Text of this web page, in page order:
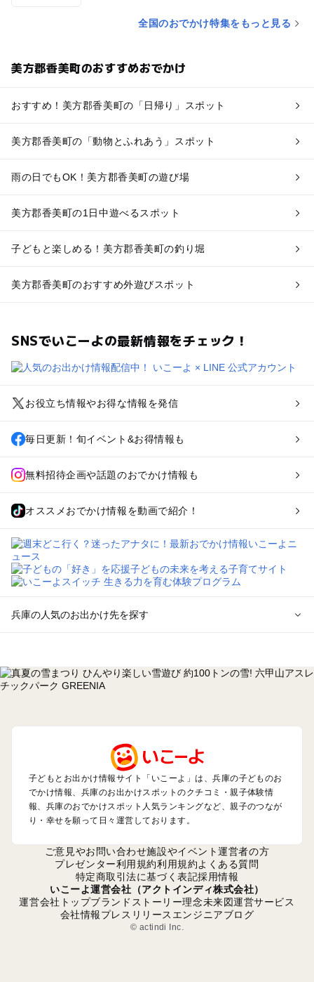
全国のおでかけ特集をもっと見る
美方郡香美町のおすすめおでかけ
おすすめ！美方郡香美町の「日帰り」スポット
美方郡香美町の「動物とふれあう」スポット
雨の日でもOK！美方郡香美町の遊び場
美方郡香美町の1日中遊べるスポット
子どもと楽しめる！美方郡香美町の釣り堀
美方郡香美町のおすすめ外遊びスポット
SNSでいこーよの最新情報をチェック！
お役立ち情報やお得な情報を発信
毎日更新！旬イベント&お得情報も
無料招待企画や話題のおでかけ情報も
オススメおでかけ情報を動画で紹介！
兵庫の人気のお出かけ先を探す
を探す
神戸・有馬・六甲山・西宮・明石のプールお出かけ
淡路島のプールお出かけ
城崎・豊岡・竹野のプールお出かけ
神鍋・養父・和田山・鉢伏のプールお出かけ
香住・湯村・浜坂のプールお出かけ
兵庫の定番お出かけスポット
兵庫の動物園
兵庫のバーベキュー
兵庫の牧場
兵庫のプール
子どもとお出かけ情報サイト「いこーよ」は、兵庫の子どものお
でかけ情報、兵庫のお出かけスポットのクチコミ・親子体験情
報、兵庫のおでかけスポット人気ランキングなど、親子のつなが
り・幸せを願って日々運営しております。
ご意見やお問い合わせ施設やイベント運営者の方
プレゼンター利用規約利用規約よくある質問
特定商取引法に基づく表記採用情報
いこーよ運営会社（アクトインディ株式会社）
運営会社トップブランドストーリー理念未来図運営サービス
会社情報プレスリリース エンジニアブログ
© actindi Inc.